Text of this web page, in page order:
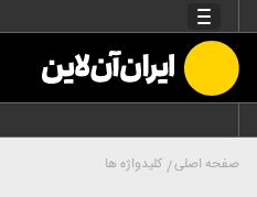
صفحه اصلی کلیدواژه ها